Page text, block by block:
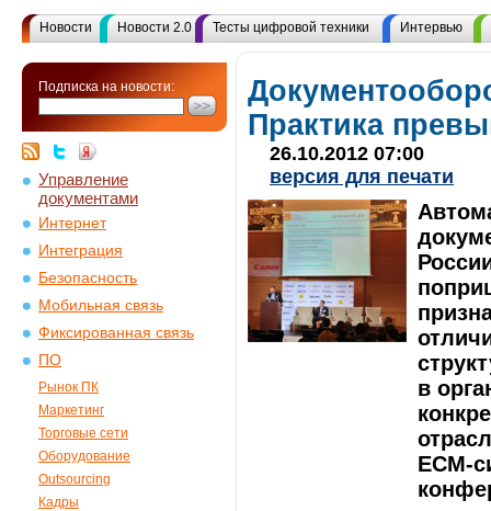
Новости Новости 2.0 Тесты цифровой техники Интервью
Подписка на новости:
Управление
документами
Интернет
Интеграция
Безопасность
Мобильная связь
Фиксированная связь
ПО
Рынок ПК
Маркетинг
Торговые сети
Оборудование
Outsourcing
Кадры
Практика
26.10.2012 07:00
версия для печати
в
ECM-